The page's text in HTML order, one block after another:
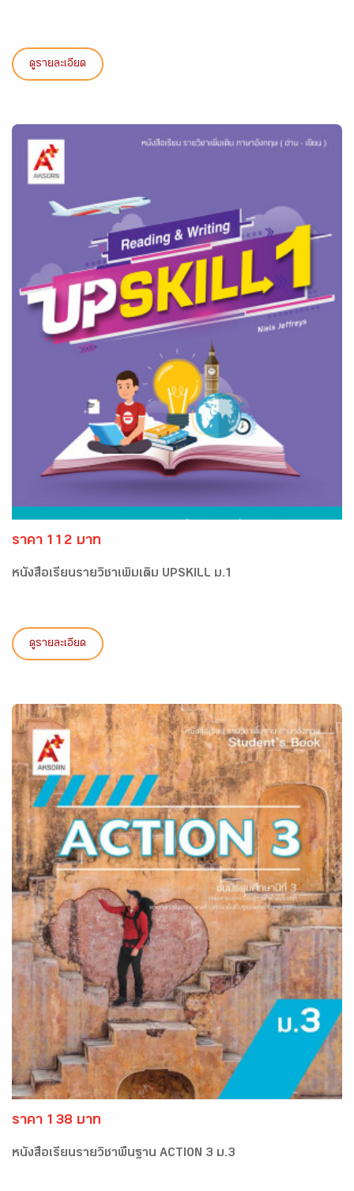
ดูรายละเอียด
ราคา 112 บาท
หนังสือเรียนรายวิชาเพิ่มเติม UPSKILL ม.1
ดูรายละเอียด
ราคา 138 บาท
หนังสือเรียนรายวิชาพื้นฐาน ACTION 3 ม.3